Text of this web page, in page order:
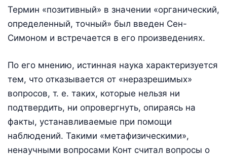
Термин «позитивный» в значении «органический,
определенный, точный» был введен Сен-
Симоном и встречается в его произведениях.
По его мнению, истинная наука характеризуется
тем, что отказывается от «неразрешимых»
вопросов, т. е. таких, которые нельзя ни
подтвердить, ни опровергнуть, опираясь на
факты, устанавливаемые при помощи
наблюдений. Такими «метафизическими»,
ненаучными вопросами Конт считал вопросы о